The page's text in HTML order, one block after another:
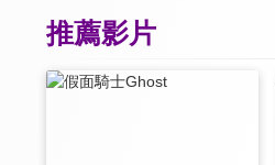
推薦影片